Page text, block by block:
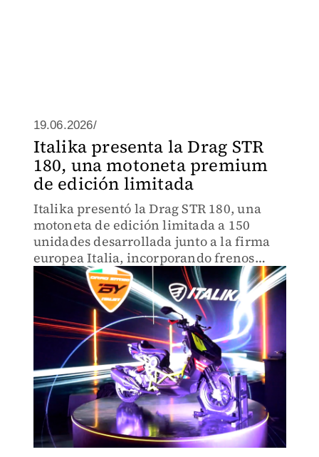
19.06.2026/
Italika presenta la Drag STR
180, una motoneta premium
de edición limitada
Italika presentó la Drag STR 180, una
motoneta de edición limitada a 150
unidades desarrollada junto a la firma
europea Italia, incorporando frenos
Brembo y tecnología premium.